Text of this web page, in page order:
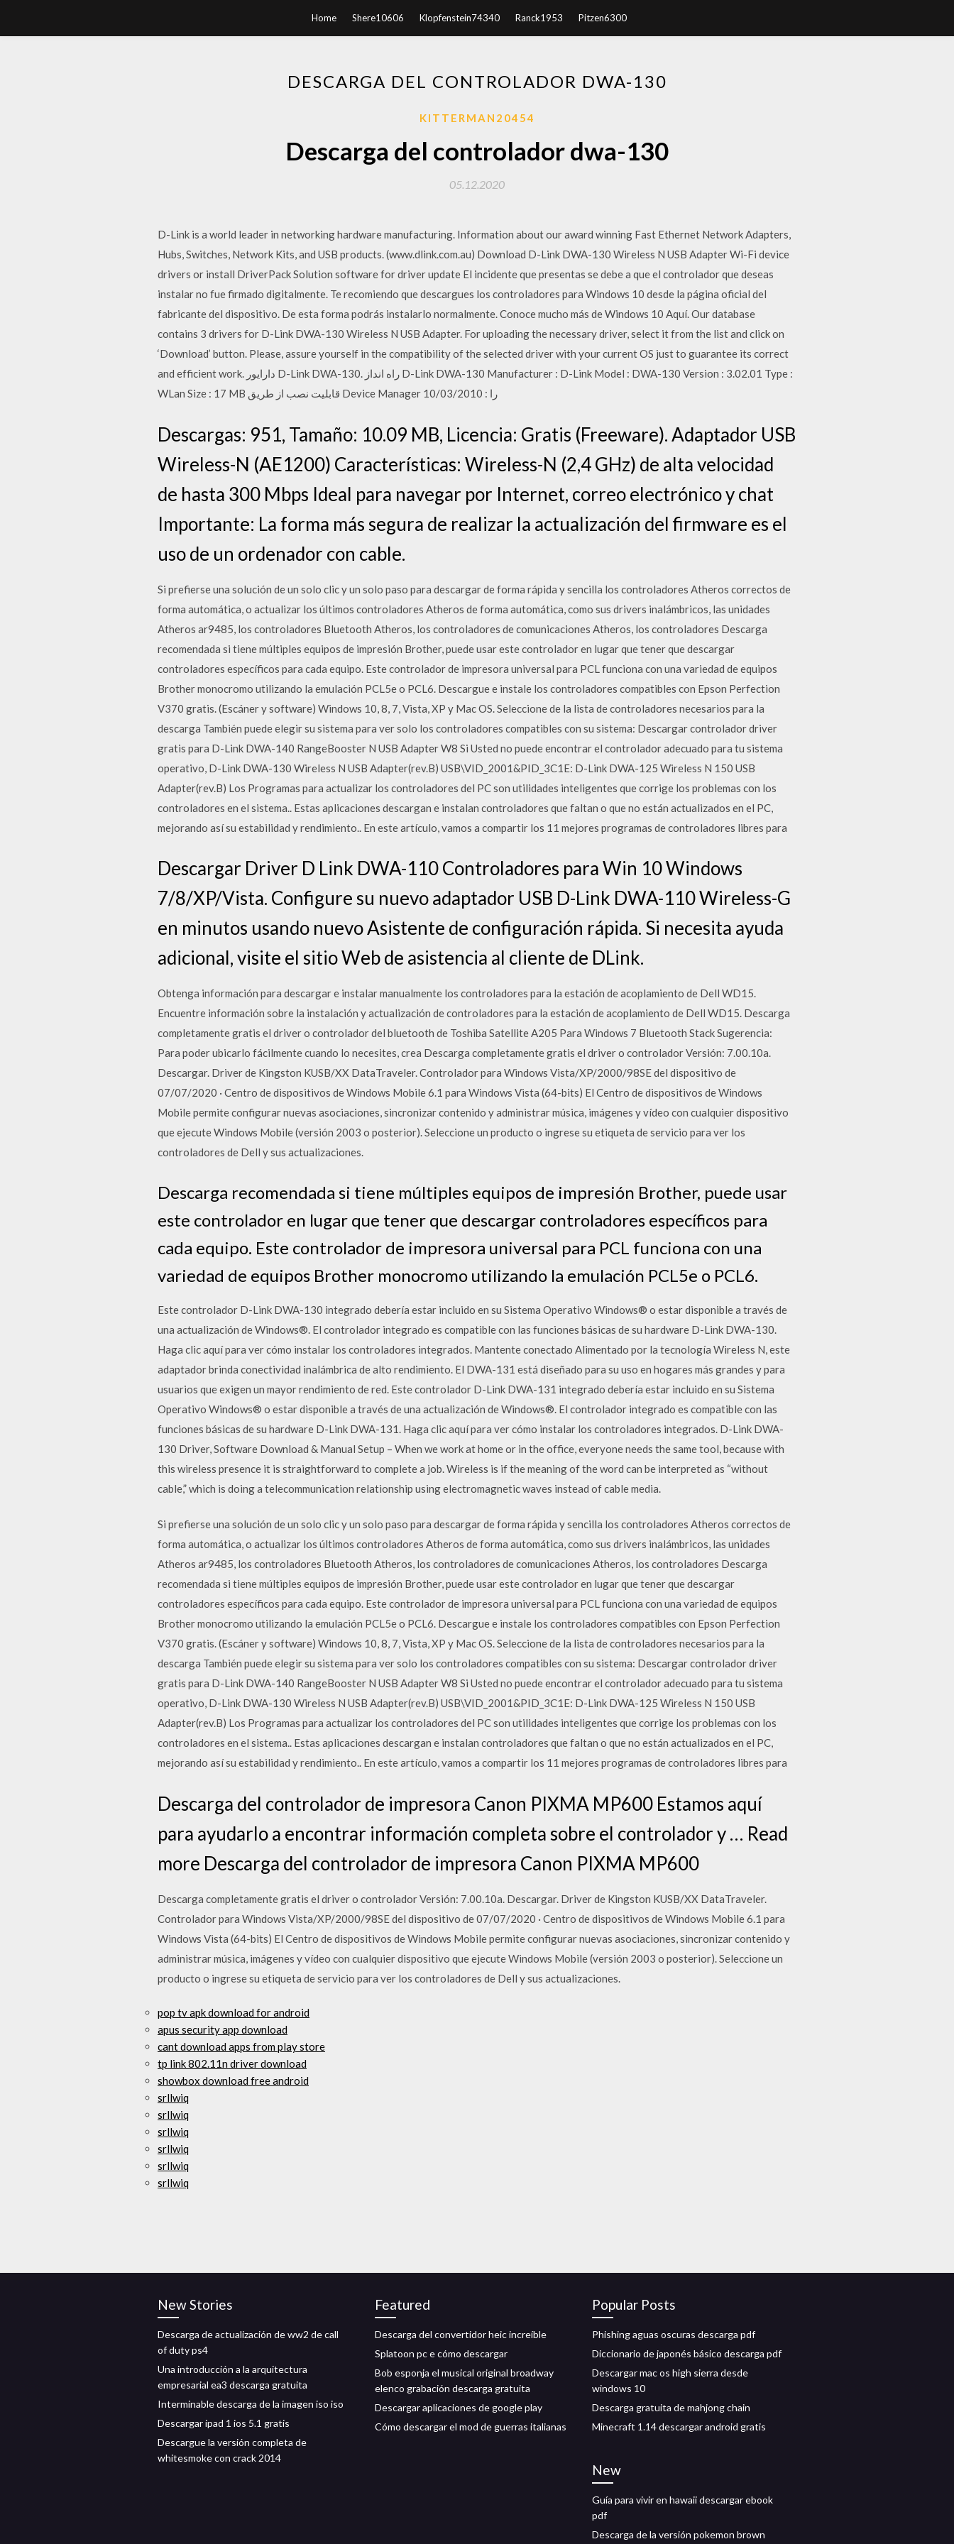
Home Shere10606 Klopfenstein74340 Ranck1953 Pitzen6300
DESCARGA DEL CONTROLADOR DWA-130
KITTERMAN20454
Descarga del controlador dwa-130
05.12.2020
D-Link is a world leader in networking hardware manufacturing. Information about our award winning Fast Ethernet Network Adapters,
Hubs, Switches, Network Kits, and USB products. (www.dlink.com.au) Download D-Link DWA-130 Wireless N USB Adapter Wi-Fi device
drivers or install DriverPack Solution software for driver update El incidente que presentas se debe a que el controlador que deseas
instalar no fue firmado digitalmente. Te recomiendo que descargues los controladores para Windows 10 desde la página oficial del
fabricante del dispositivo. De esta forma podrás instalarlo normalmente. Conoce mucho más de Windows 10 Aquí. Our database
contains 3 drivers for D-Link DWA-130 Wireless N USB Adapter. For uploading the necessary driver, select it from the list and click on
‘Download’ button. Please, assure yourself in the compatibility of the selected driver with your current OS just to guarantee its correct
and efficient work. دارایور D-Link DWA-130. راه انداز D-Link DWA-130 Manufacturer : D-Link Model : DWA-130 Version : 3.02.01 Type :
WLan Size : 17 MB قابلیت نصب از طریق Device Manager را : 10/03/2010
Descargas: 951, Tamaño: 10.09 MB, Licencia: Gratis (Freeware). Adaptador USB
Wireless-N (AE1200) Características: Wireless-N (2,4 GHz) de alta velocidad
de hasta 300 Mbps Ideal para navegar por Internet, correo electrónico y chat
Importante: La forma más segura de realizar la actualización del firmware es el
uso de un ordenador con cable.
Si prefierse una solución de un solo clic y un solo paso para descargar de forma rápida y sencilla los controladores Atheros correctos de
forma automática, o actualizar los últimos controladores Atheros de forma automática, como sus drivers inalámbricos, las unidades
Atheros ar9485, los controladores Bluetooth Atheros, los controladores de comunicaciones Atheros, los controladores Descarga
recomendada si tiene múltiples equipos de impresión Brother, puede usar este controlador en lugar que tener que descargar
controladores específicos para cada equipo. Este controlador de impresora universal para PCL funciona con una variedad de equipos
Brother monocromo utilizando la emulación PCL5e o PCL6. Descargue e instale los controladores compatibles con Epson Perfection
V370 gratis. (Escáner y software) Windows 10, 8, 7, Vista, XP y Mac OS. Seleccione de la lista de controladores necesarios para la
descarga También puede elegir su sistema para ver solo los controladores compatibles con su sistema: Descargar controlador driver
gratis para D-Link DWA-140 RangeBooster N USB Adapter W8 Si Usted no puede encontrar el controlador adecuado para tu sistema
operativo, D-Link DWA-130 Wireless N USB Adapter(rev.B) USB\VID_2001&PID_3C1E: D-Link DWA-125 Wireless N 150 USB
Adapter(rev.B) Los Programas para actualizar los controladores del PC son utilidades inteligentes que corrige los problemas con los
controladores en el sistema.. Estas aplicaciones descargan e instalan controladores que faltan o que no están actualizados en el PC,
mejorando así su estabilidad y rendimiento.. En este artículo, vamos a compartir los 11 mejores programas de controladores libres para
Descargar Driver D Link DWA-110 Controladores para Win 10 Windows
7/8/XP/Vista. Configure su nuevo adaptador USB D-Link DWA-110 Wireless-G
en minutos usando nuevo Asistente de configuración rápida. Si necesita ayuda
adicional, visite el sitio Web de asistencia al cliente de DLink.
Obtenga información para descargar e instalar manualmente los controladores para la estación de acoplamiento de Dell WD15.
Encuentre información sobre la instalación y actualización de controladores para la estación de acoplamiento de Dell WD15. Descarga
completamente gratis el driver o controlador del bluetooth de Toshiba Satellite A205 Para Windows 7 Bluetooth Stack Sugerencia:
Para poder ubicarlo fácilmente cuando lo necesites, crea Descarga completamente gratis el driver o controlador Versión: 7.00.10a.
Descargar. Driver de Kingston KUSB/XX DataTraveler. Controlador para Windows Vista/XP/2000/98SE del dispositivo de
07/07/2020 · Centro de dispositivos de Windows Mobile 6.1 para Windows Vista (64-bits) El Centro de dispositivos de Windows
Mobile permite configurar nuevas asociaciones, sincronizar contenido y administrar música, imágenes y vídeo con cualquier dispositivo
que ejecute Windows Mobile (versión 2003 o posterior). Seleccione un producto o ingrese su etiqueta de servicio para ver los
controladores de Dell y sus actualizaciones.
Descarga recomendada si tiene múltiples equipos de impresión Brother, puede usar
este controlador en lugar que tener que descargar controladores específicos para
cada equipo. Este controlador de impresora universal para PCL funciona con una
variedad de equipos Brother monocromo utilizando la emulación PCL5e o PCL6.
Este controlador D-Link DWA-130 integrado debería estar incluido en su Sistema Operativo Windows® o estar disponible a través de
una actualización de Windows®. El controlador integrado es compatible con las funciones básicas de su hardware D-Link DWA-130.
Haga clic aquí para ver cómo instalar los controladores integrados. Mantente conectado Alimentado por la tecnología Wireless N, este
adaptador brinda conectividad inalámbrica de alto rendimiento. El DWA-131 está diseñado para su uso en hogares más grandes y para
usuarios que exigen un mayor rendimiento de red. Este controlador D-Link DWA-131 integrado debería estar incluido en su Sistema
Operativo Windows® o estar disponible a través de una actualización de Windows®. El controlador integrado es compatible con las
funciones básicas de su hardware D-Link DWA-131. Haga clic aquí para ver cómo instalar los controladores integrados. D-Link DWA-
130 Driver, Software Download & Manual Setup – When we work at home or in the office, everyone needs the same tool, because with
this wireless presence it is straightforward to complete a job. Wireless is if the meaning of the word can be interpreted as “without
cable,” which is doing a telecommunication relationship using electromagnetic waves instead of cable media.
Si prefierse una solución de un solo clic y un solo paso para descargar de forma rápida y sencilla los controladores Atheros correctos de
forma automática, o actualizar los últimos controladores Atheros de forma automática, como sus drivers inalámbricos, las unidades
Atheros ar9485, los controladores Bluetooth Atheros, los controladores de comunicaciones Atheros, los controladores Descarga
recomendada si tiene múltiples equipos de impresión Brother, puede usar este controlador en lugar que tener que descargar
controladores específicos para cada equipo. Este controlador de impresora universal para PCL funciona con una variedad de equipos
Brother monocromo utilizando la emulación PCL5e o PCL6. Descargue e instale los controladores compatibles con Epson Perfection
V370 gratis. (Escáner y software) Windows 10, 8, 7, Vista, XP y Mac OS. Seleccione de la lista de controladores necesarios para la
descarga También puede elegir su sistema para ver solo los controladores compatibles con su sistema: Descargar controlador driver
gratis para D-Link DWA-140 RangeBooster N USB Adapter W8 Si Usted no puede encontrar el controlador adecuado para tu sistema
operativo, D-Link DWA-130 Wireless N USB Adapter(rev.B) USB\VID_2001&PID_3C1E: D-Link DWA-125 Wireless N 150 USB
Adapter(rev.B) Los Programas para actualizar los controladores del PC son utilidades inteligentes que corrige los problemas con los
controladores en el sistema.. Estas aplicaciones descargan e instalan controladores que faltan o que no están actualizados en el PC,
mejorando así su estabilidad y rendimiento.. En este artículo, vamos a compartir los 11 mejores programas de controladores libres para
Descarga del controlador de impresora Canon PIXMA MP600 Estamos aquí
para ayudarlo a encontrar información completa sobre el controlador y … Read
more Descarga del controlador de impresora Canon PIXMA MP600
Descarga completamente gratis el driver o controlador Versión: 7.00.10a. Descargar. Driver de Kingston KUSB/XX DataTraveler.
Controlador para Windows Vista/XP/2000/98SE del dispositivo de 07/07/2020 · Centro de dispositivos de Windows Mobile 6.1 para
Windows Vista (64-bits) El Centro de dispositivos de Windows Mobile permite configurar nuevas asociaciones, sincronizar contenido y
administrar música, imágenes y vídeo con cualquier dispositivo que ejecute Windows Mobile (versión 2003 o posterior). Seleccione un
producto o ingrese su etiqueta de servicio para ver los controladores de Dell y sus actualizaciones.
pop tv apk download for android
apus security app download
cant download apps from play store
tp link 802.11n driver download
showbox download free android
srllwiq
srllwiq
srllwiq
srllwiq
srllwiq
srllwiq
New Stories
Descarga de actualización de ww2 de call
of duty ps4
Una introducción a la arquitectura
empresarial ea3 descarga gratuita
Interminable descarga de la imagen iso iso
Descargar ipad 1 ios 5.1 gratis
Descargue la versión completa de
whitesmoke con crack 2014
Featured
Descarga del convertidor heic increíble
Splatoon pc e cómo descargar
Bob esponja el musical original broadway
elenco grabación descarga gratuita
Descargar aplicaciones de google play
Cómo descargar el mod de guerras italianas
Popular Posts
Phishing aguas oscuras descarga pdf
Diccionario de japonés básico descarga pdf
Descargar mac os high sierra desde
windows 10
Descarga gratuita de mahjong chain
Minecraft 1.14 descargar android gratis
New
Guía para vivir en hawaii descargar ebook
pdf
Descarga de la versión pokemon brown